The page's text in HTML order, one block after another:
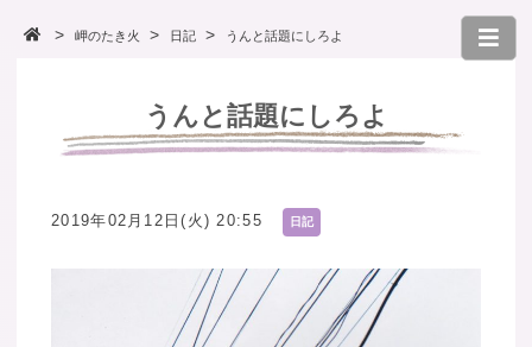
岬のたき火 日記 うんと話題にしろよ
うんと話題にしろよ
2019年02月12日(火) 20:55 日記